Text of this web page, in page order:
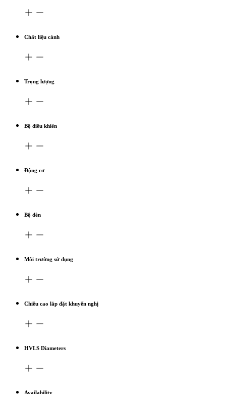
Chất liệu cánh
Trọng lượng
Bộ điều khiển
Động cơ
Bộ đèn
Môi trường sử dụng
Chiều cao lắp đặt khuyến nghị
HVLS Diameters
Availability